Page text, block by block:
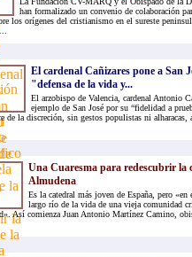
han formalizado un convenio de colaboración
los orígenes del cristianismo en el sureste
El cardenal Cañizares pone a San
"defensa de la vida y...
El arzobispo de Valencia, cardenal Antonio
ejemplo de San José por su “fidelidad a
de la discreción, sin gestos populistas ni
Una Cuaresma para redescubrir la
Almudena
Es la catedral más joven de España, pero «en
largo río de la vida de una vieja comunidad
Así comienza Juan Antonio Martínez Camino,